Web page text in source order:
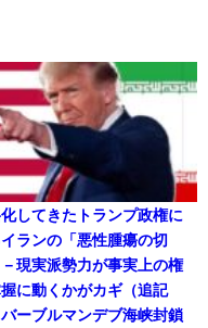
してきたトランプ政権に
ランの「悪性腫瘍の切
現実派勢力が事実上の権
に動くかがカギ（追記
ーブルマンデブ海峡封鎖